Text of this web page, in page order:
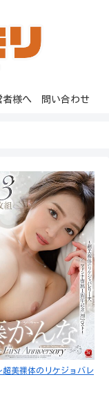
者様へ 問い合わせ
美裸体のリケジョバレ